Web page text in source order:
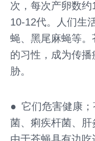
次，每次产卵数
10-12代。人们生
蝇、黑尾麻蝇等
的习性，成为传
胁。
● 它们危害健康；
菌、痢疾杆菌、
由于苍蝇具有边